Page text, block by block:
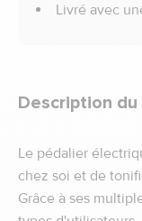
Livré avec
Description
Le pédalier
chez soi et de
Grâce à ses